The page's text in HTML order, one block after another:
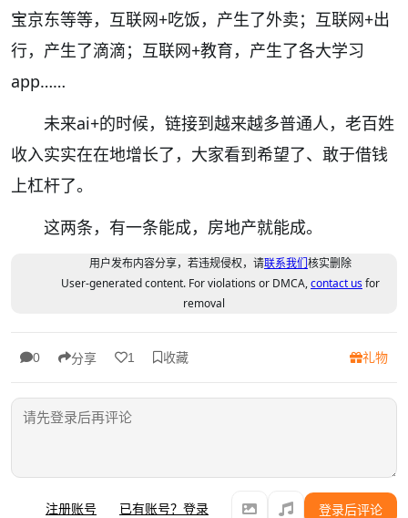
宝京东等等，互联网+吃饭，产生了外卖；互联网+出
行，产生了滴滴；互联网+教育，产生了各大学习
app……
未来ai+的时候，链接到越来越多普通人，老百姓
收入实实在在地增长了，大家看到希望了、敢于借钱
上杠杆了。
这两条，有一条能成，房地产就能成。
用户发布内容分享，若违规侵权，请联系我们核实删除
User-generated content. For violations or DMCA,contact usfor
removal
0 分享 1 收藏 礼物
注册账号 已有账号？登录 登录后评论